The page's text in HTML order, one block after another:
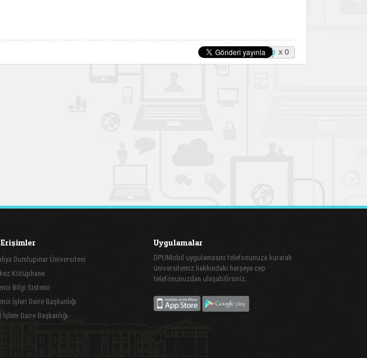
x 0
Erişimler
Dumlupınar Üniversitesi
Kütüphane
Bilgi Sistemi
İşleri Daire Başkanlığı
İşlem Daire Başkanlığı
Uygulamalar
DPUMobil uygulamasını telefonunuza kurarak
üniversitemiz hakkındaki herşeye cep
telefonunuzdan ulaşabilirsiniz.